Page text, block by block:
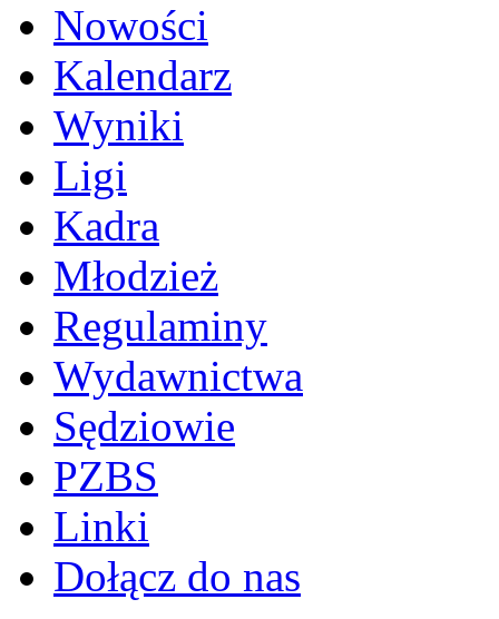
Nowości
Kalendarz
Wyniki
Ligi
Kadra
Młodzież
Regulaminy
Wydawnictwa
Sędziowie
PZBS
Linki
Dołącz do nas